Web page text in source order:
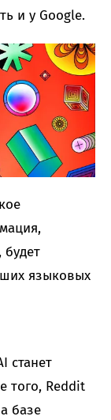
и у Google.
будет
языковых
станет
того, Reddit
базе